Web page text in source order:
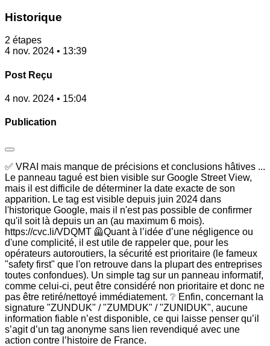
Historique
2 étapes
4 nov. 2024 • 13:39
Post Reçu
4 nov. 2024 • 15:04
Publication
✅ VRAI mais manque de précisions et conclusions hâtives ...
Le panneau tagué est bien visible sur Google Street View,
mais il est difficile de déterminer la date exacte de son
apparition. Le tag est visible depuis juin 2024 dans
l'historique Google, mais il n'est pas possible de confirmer
qu'il soit là depuis un an (au maximum 6 mois).
https://cvc.li/VDQMT 🦺Quant à l’idée d’une négligence ou
d'une complicité, il est utile de rappeler que, pour les
opérateurs autoroutiers, la sécurité est prioritaire (le fameux
"safety first" que l'on retrouve dans la plupart des entreprises
toutes confondues). Un simple tag sur un panneau informatif,
comme celui-ci, peut être considéré non prioritaire et donc ne
pas être retiré/nettoyé immédiatement. ❔ Enfin, concernant la
signature "ZUNDUK" / "ZUMDUK" / "ZUNIDUK", aucune
information fiable n’est disponible, ce qui laisse penser qu’il
s’agit d’un tag anonyme sans lien revendiqué avec une
action contre l’histoire de France.